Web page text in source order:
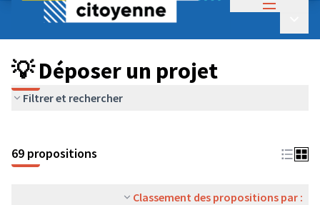
Budget Participatif ADULTE 2024
💡 Déposer un projet
💡 Déposer un projet
Filtrer et rechercher
69 propositions
Classement des propositions par :